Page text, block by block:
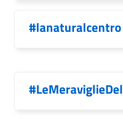
#lanaturalcentro